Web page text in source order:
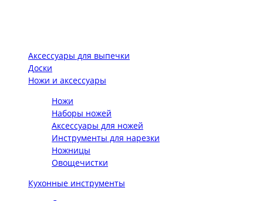
Аксессуары для выпечки
Доски
Ножи и аксессуары
Ножи
Наборы ножей
Аксессуары для ножей
Инструменты для нарезки
Ножницы
Овощечистки
Кухонные инструменты